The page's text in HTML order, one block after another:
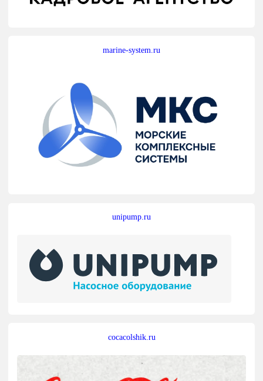
marine-system.ru
unipump.ru
cocacolshik.ru